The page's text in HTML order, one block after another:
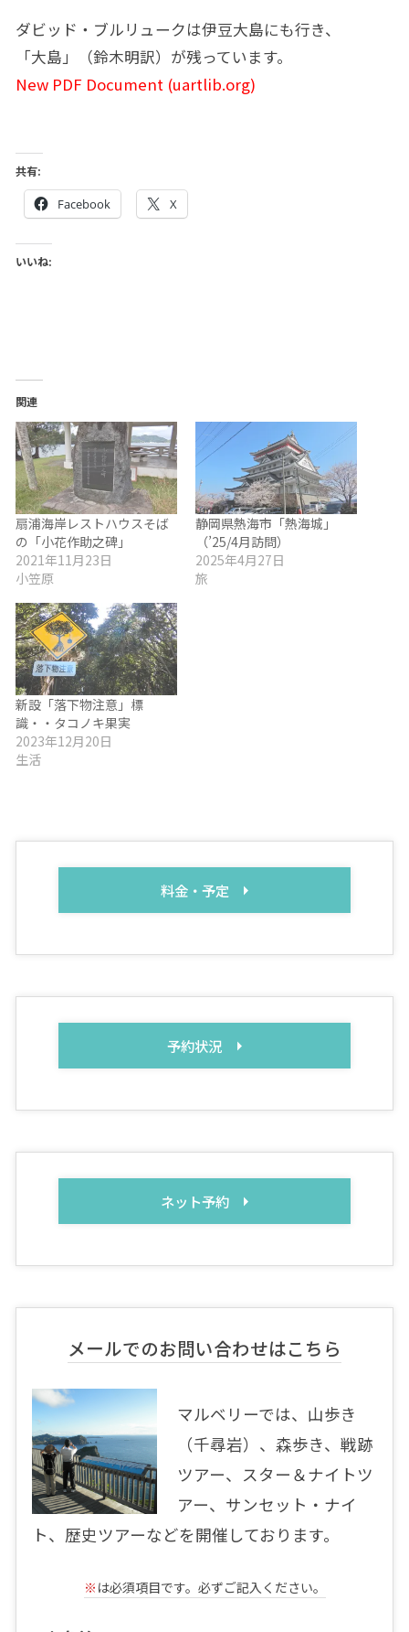
ダビッド・ブルリュークは伊豆大島にも行き、
「大島」（鈴木明訳）が残っています。
New PDF Document (uartlib.org)
共有:
Facebook X
いいね:
関連
扇浦海岸レストハウスそば
の「小花作助之碑」
2021年11月23日
小笠原
静岡県熱海市「熱海城」
（’25/4月訪問）
2025年4月27日
旅
新設「落下物注意」標
識・・タコノキ果実
2023年12月20日
生活
料金・予定
予約状況
ネット予約
メールでのお問い合わせはこちら
マルベリーでは、山歩き
（千尋岩）、森歩き、戦跡
ツアー、スター＆ナイトツ
アー、サンセット・ナイ
ト、歴史ツアーなどを開催しております。
※ は必須項目です。必ずご記入ください。